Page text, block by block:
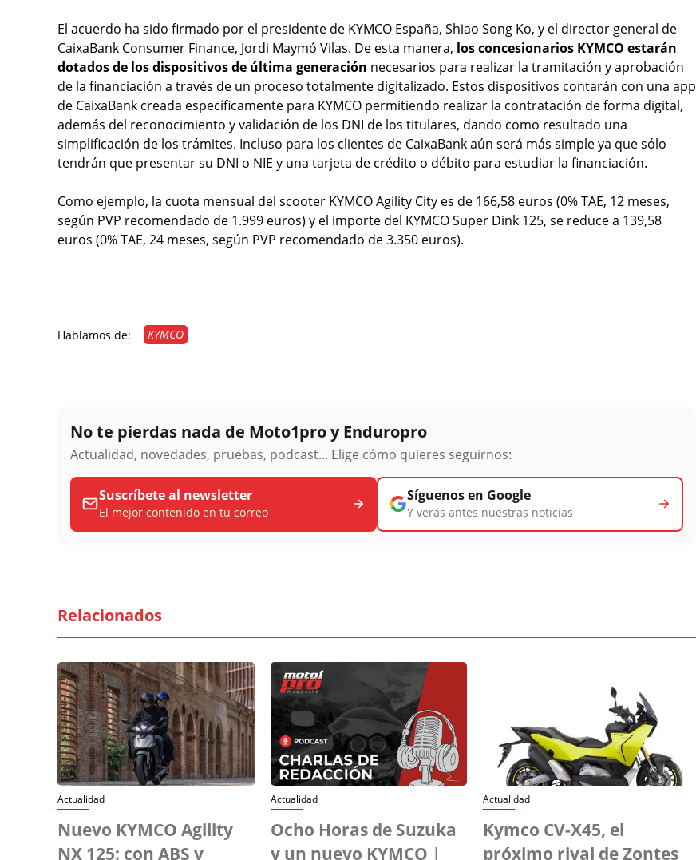
El acuerdo ha sido firmado por el presidente de KYMCO España, Shiao Song Ko, y el director general de
CaixaBank Consumer Finance, Jordi Maymó Vilas. De esta manera, los concesionarios KYMCO estarán
dotados de los dispositivos de última generación necesarios para realizar la tramitación y aprobación
de la financiación a través de un proceso totalmente digitalizado. Estos dispositivos contarán con una app
de CaixaBank creada específicamente para KYMCO permitiendo realizar la contratación de forma digital,
además del reconocimiento y validación de los DNI de los titulares, dando como resultado una
simplificación de los trámites. Incluso para los clientes de CaixaBank aún será más simple ya que sólo
tendrán que presentar su DNI o NIE y una tarjeta de crédito o débito para estudiar la financiación.
Como ejemplo, la cuota mensual del scooter KYMCO Agility City es de 166,58 euros (0% TAE, 12 meses,
según PVP recomendado de 1.999 euros) y el importe del KYMCO Super Dink 125, se reduce a 139,58
euros (0% TAE, 24 meses, según PVP recomendado de 3.350 euros).
Hablamos de: KYMCO
No te pierdas nada de Moto1pro y Enduropro
Actualidad, novedades, pruebas, podcast... Elige cómo quieres seguirnos:
Suscríbete al newsletter
El mejor contenido en tu correo
Síguenos en Google
Y verás antes nuestras noticias
Relacionados
Actualidad
Nuevo KYMCO Agility
NX 125: con ABS y
Actualidad
Ocho Horas de Suzuka
y un nuevo KYMCO |
Actualidad
Kymco CV-X45, el
próximo rival de Zontes